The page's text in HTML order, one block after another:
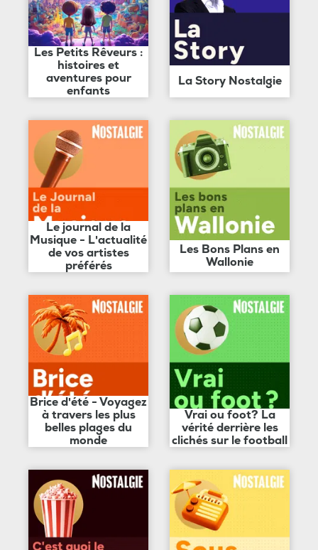
Les Petits Rêveurs :
histoires et
aventures pour
enfants
La Story Nostalgie
Le journal de la
Musique - L'actualité
de vos artistes
préférés
Les Bons Plans en
Wallonie
Brice d'été - Voyagez
à travers les plus
belles plages du
monde
Vrai ou foot? La
vérité derrière les
clichés sur le football